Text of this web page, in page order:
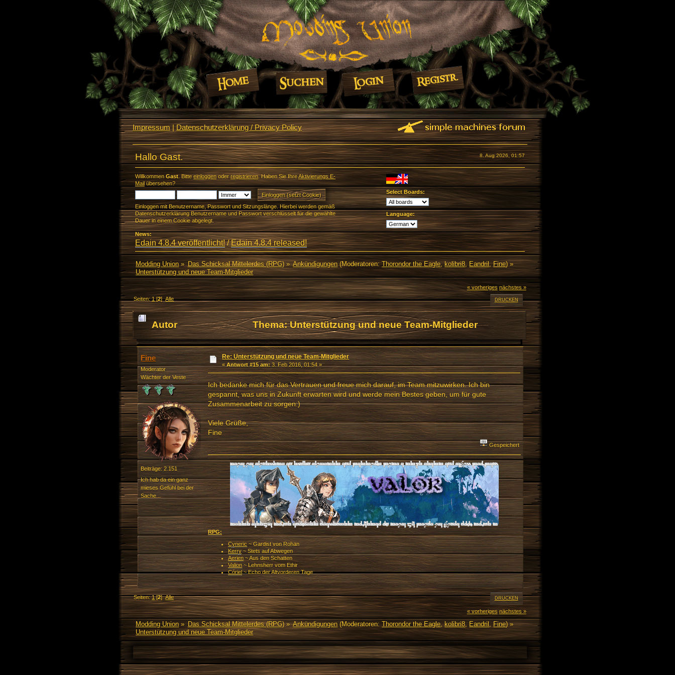
Impressum|Datenschutzerklärung / Privacy Policy
8. Aug 2026, 01:57
Hallo Gast.
Willkommen Gast. Bitte einloggenoderregistrieren. Haben Sie IhreAktivierungs E-
Mailübersehen?
Einloggen mit Benutzername, Passwort und Sitzungslänge. Hierbei werden gemäß
Datenschutzerklärung Benutzername und Passwort verschlüsselt für die gewählte
Dauer in einem Cookie abgelegt.
Select Boards:
Language:
News:
Edain 4.8.4 veröffentlicht!/Edain 4.8.4 released!
Modding Union» Das Schicksal Mittelerdes (RPG)» Ankündigungen(Moderatoren:Thorondor the Eagle,kolibri8, Eandril,Fine) »
Unterstützung und neue Team-Mitglieder
« vorheriges nächstes »
DRUCKEN
Seiten:1[2]Alle
Autor Thema: Unterstützung und neue Team-Mitglieder
(Gelesen 39999 mal)
Fine
Moderator
Wächter der Veste
Beiträge: 2.151
Ich hab da ein ganz
mieses Gefühl bei der
Sache...
Re: Unterstützung und neue Team-Mitglieder
«Antwort #15 am:3. Feb 2016, 01:54 »
Ich bedanke mich für das Vertrauen und freue mich darauf, im Team mitzuwirken. Ich bin
gespannt, was uns in Zukunft erwarten wird und werde mein Bestes geben, um für gute
Zusammenarbeit zu sorgen:)
Viele Grüße,
Fine
Gespeichert
RPG:
Cyneric~ Gardist von Rohan
Kerry~ Stets auf Abwegen
Aerien~ Aus den Schatten
Valion~ Lehnsherr vom Ethir
Córiel~ Echo der Altvorderen Tage
DRUCKEN
Seiten:1[2]Alle
« vorheriges nächstes »
Modding Union» Das Schicksal Mittelerdes (RPG)» Ankündigungen(Moderatoren:Thorondor the Eagle,kolibri8, Eandril Fine) »
Unterstützung und neue Team-Mitglieder